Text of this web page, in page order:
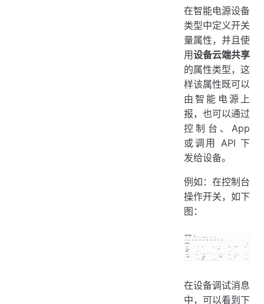
在智能电源设备
类型中定义开关
量属性，并且使
用设备云端共享
的属性类型，这
样该属性既可以
由智能电源上
报，也可以通过
控制台、App
或调用 API 下
发给设备。
例如：在控制台
操作开关，如下
图：
在设备调试消息
中，可以看到下